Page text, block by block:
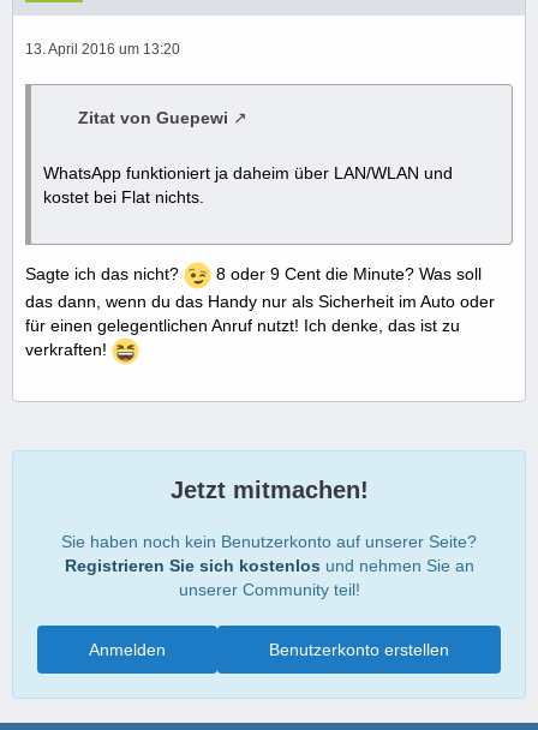
13. April 2016 um 13:20
Zitat von Guepewi
WhatsApp funktioniert ja daheim über LAN/WLAN und
kostet bei Flat nichts.
Sagte ich das nicht?
8 oder 9 Cent die Minute? Was soll
das dann, wenn du das Handy nur als Sicherheit im Auto oder
für einen gelegentlichen Anruf nutzt! Ich denke, das ist zu
verkraften!
Jetzt mitmachen!
Sie haben noch kein Benutzerkonto auf unserer Seite?
Registrieren Sie sich kostenlos und nehmen Sie an
unserer Community teil!
Benutzerkonto erstellen
Anmelden